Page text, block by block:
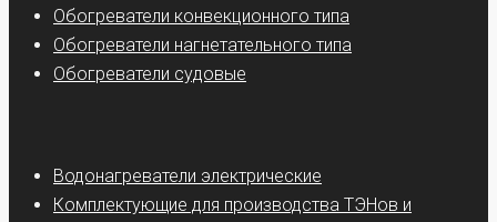
Обогреватели конвекционного типа
Обогреватели нагнетательного типа
Обогреватели судовые
Водонагреватели электрические
Комплектующие для производства ТЭНов и